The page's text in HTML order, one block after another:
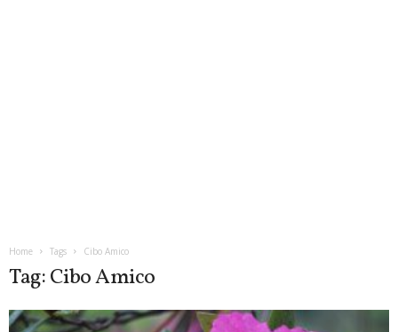
Home Tags Cibo Amico
Tag: Cibo Amico